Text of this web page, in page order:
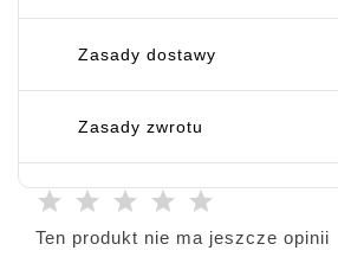
Zasady dostawy
Zasady zwrotu
Ten produkt nie ma jeszcze opinii